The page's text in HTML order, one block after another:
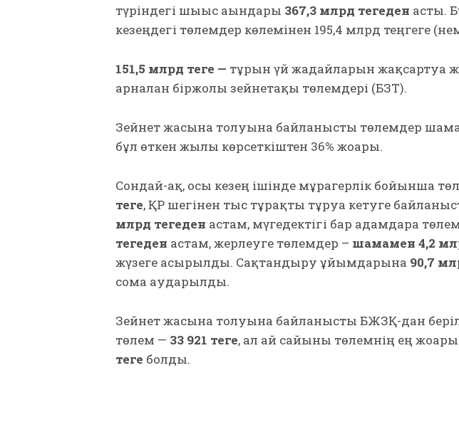
түріндегі шығыс ағындары 367,3 млрд теңгеден асты.
кезеңдегі төлемдер көлемінен 195,4 млрд теңгеге
151,5 млрд теңге — тұрғын үй жағдайларын жақсартуға
арналған біржолғы зейнетақы төлемдері (БЗТ).
Зейнет жасына толуына байланысты төлемдер
бұл өткен жылғы көрсеткіштен 36% жоғары.
Сондай-ақ, осы кезең ішінде мұрагерлік бойынша
теңге, ҚР шегінен тыс тұрақты тұруға кетуге
млрд теңгеден астам, мүгедектігі бар адамдарға
теңгеден астам, жерлеуге төлемдер – шамамен 4,2
жүзеге асырылды. Сақтандыру ұйымдарына 90,7
сома аударылды.
Зейнет жасына толуына байланысты БЖЗҚ-дан
төлем — 33 921 теңге, ал ай сайынғы төлемнің ең
теңге болды.